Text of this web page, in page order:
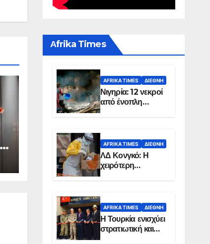
Αfrika Times
AFRIKA TIMES ΔΙΕΘΝΉ
Νιγηρία: 12 νεκροί
από ένοπλη
επίθεση σε χωριό
AFRIKA TIMES ΔΙΕΘΝΉ
ΛΔ Κονγκό: Η
χειρότερη
επιδημία Έμπολα
χώρας
AFRIKA TIMES ΔΙΕΘΝΉ
Η Τουρκία ενισχύει
στρατιωτική και
ενεργειακή